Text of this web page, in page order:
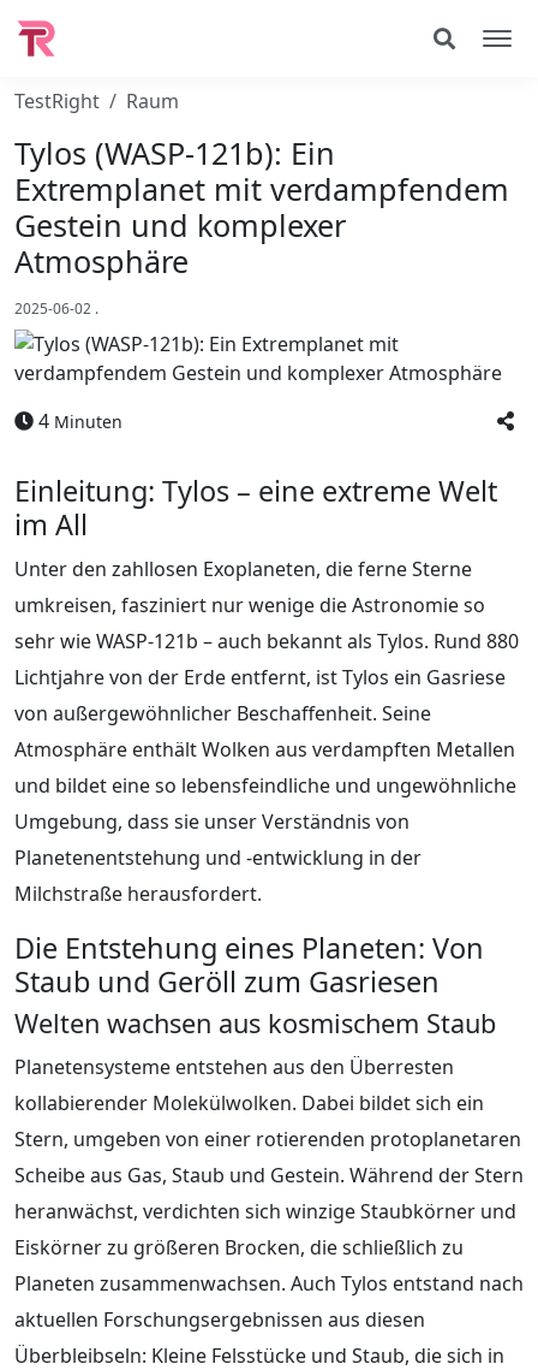
TestRight Raum
Tylos (WASP-121b): Ein
Extremplanet mit verdampfendem
Gestein und komplexer
Atmosphäre
2025-06-02 .
4 Minuten
Einleitung: Tylos – eine extreme Welt
im All
Unter den zahllosen Exoplaneten, die ferne Sterne
umkreisen, fasziniert nur wenige die Astronomie so
sehr wie WASP-121b – auch bekannt als Tylos. Rund 880
Lichtjahre von der Erde entfernt, ist Tylos ein Gasriese
von außergewöhnlicher Beschaffenheit. Seine
Atmosphäre enthält Wolken aus verdampften Metallen
und bildet eine so lebensfeindliche und ungewöhnliche
Umgebung, dass sie unser Verständnis von
Planetenentstehung und -entwicklung in der
Milchstraße herausfordert.
Die Entstehung eines Planeten: Von
Staub und Geröll zum Gasriesen
Welten wachsen aus kosmischem Staub
Planetensysteme entstehen aus den Überresten
kollabierender Molekülwolken. Dabei bildet sich ein
Stern, umgeben von einer rotierenden protoplanetaren
Scheibe aus Gas, Staub und Gestein. Während der Stern
heranwächst, verdichten sich winzige Staubkörner und
Eiskörner zu größeren Brocken, die schließlich zu
Planeten zusammenwachsen. Auch Tylos entstand nach
aktuellen Forschungsergebnissen aus diesen
Überbleibseln: Kleine Felsstücke und Staub, die sich in